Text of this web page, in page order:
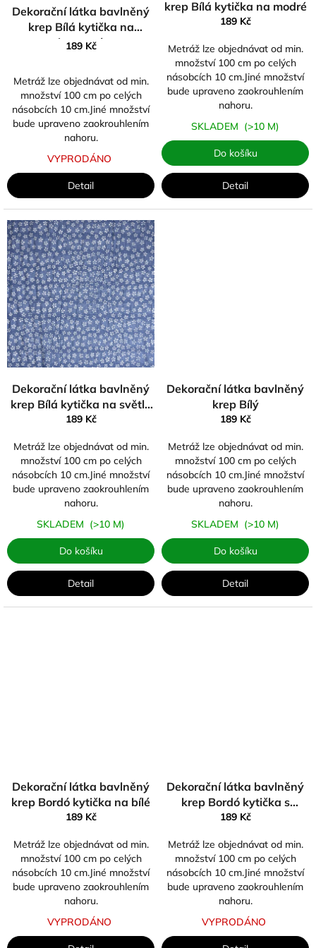
Dekorační látka bavlněný
krep Bílá kytička na
lososové
189 Kč
Metráž lze objednávat od min.
množství 100 cm po celých
násobcích 10 cm.Jiné množství
bude upraveno zaokrouhlením
nahoru.
VYPRODÁNO
Detail
krep Bílá kytička na modré
189 Kč
Metráž lze objednávat od min.
množství 100 cm po celých
násobcích 10 cm.Jiné množství
bude upraveno zaokrouhlením
nahoru.
SKLADEM (>10 M)
Do košíku
Detail
Dekorační látka bavlněný
krep Bílá kytička na světle
modré
189 Kč
Metráž lze objednávat od min.
množství 100 cm po celých
násobcích 10 cm.Jiné množství
bude upraveno zaokrouhlením
nahoru.
SKLADEM (>10 M)
Do košíku
Detail
Dekorační látka bavlněný
krep Bílý
189 Kč
Metráž lze objednávat od min.
množství 100 cm po celých
násobcích 10 cm.Jiné množství
bude upraveno zaokrouhlením
nahoru.
SKLADEM (>10 M)
Do košíku
Detail
Dekorační látka bavlněný
krep Bordó kytička na bílé
189 Kč
Metráž lze objednávat od min.
množství 100 cm po celých
násobcích 10 cm.Jiné množství
bude upraveno zaokrouhlením
nahoru.
VYPRODÁNO
Dekorační látka bavlněný
krep Bordó kytička s
lístečky na bílé
189 Kč
Metráž lze objednávat od min.
množství 100 cm po celých
násobcích 10 cm.Jiné množství
bude upraveno zaokrouhlením
nahoru.
VYPRODÁNO